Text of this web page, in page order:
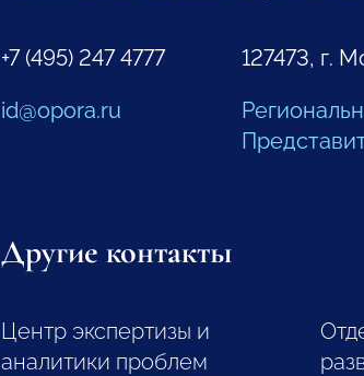
+7 (495) 247 4777
id@opora.ru
127473, г.
Другие контакты
Центр экспертизы и
аналитики проблем